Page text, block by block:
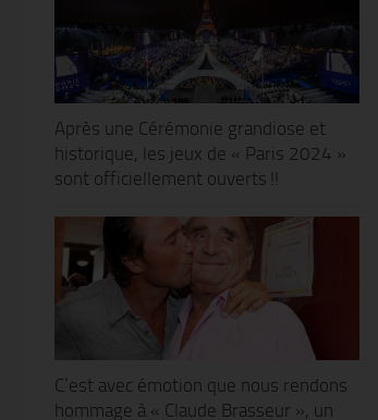
Après une Cérémonie grandiose et
historique, les jeux de « Paris 2024 »
sont officiellement ouverts !!
C’est avec émotion que nous rendons
hommage à « Claude Brasseur », un